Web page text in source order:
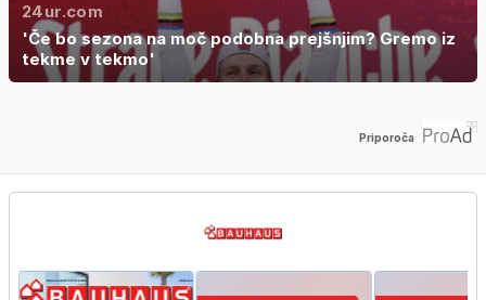
24ur.com
'Če bo sezona na moč podobna prejšnjim? Gremo iz
tekme v tekmo'
Priporoča